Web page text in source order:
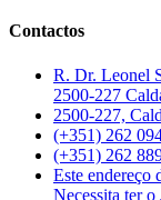
Contactos
R. Dr. Leonel
2500-227
2500-227,
(+351) 262
(+351) 262
Este endereço
Necessita ter